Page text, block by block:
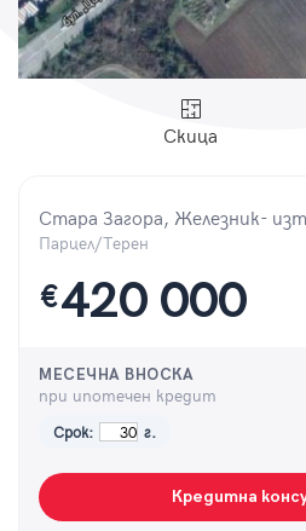
Скица
Стара Загора, Железник-
Парцел/Терен
€420 000
МЕСЕЧНА ВНОСКА
при ипотечен кредит
Срок: г.
Кредитна
Парола
Регистрация